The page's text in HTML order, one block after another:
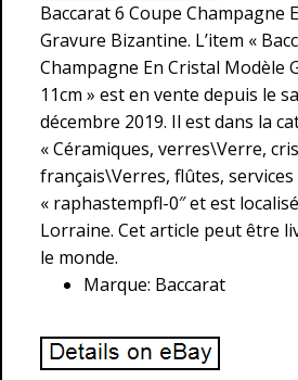
Baccarat 6 Coupe Champagne
Gravure Bizantine. L’item «
Champagne En Cristal Modèle
11cm » est en vente depuis le
décembre 2019. Il est dans la
« Céramiques, verres\Verre,
français\Verres, flûtes, services
« raphastempfl-0″ et est
Lorraine. Cet article peut être
le monde.
Marque: Baccarat